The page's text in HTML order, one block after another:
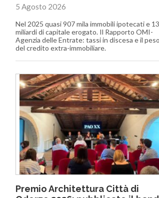
5 Agosto 2026
Nel 2025 quasi 907 mila immobili ipotecati e
miliardi di capitale erogato. Il Rapporto OMI-
Agenzia delle Entrate: tassi in discesa e il peso
del credito extra-immobiliare.
Premio Architettura Città di